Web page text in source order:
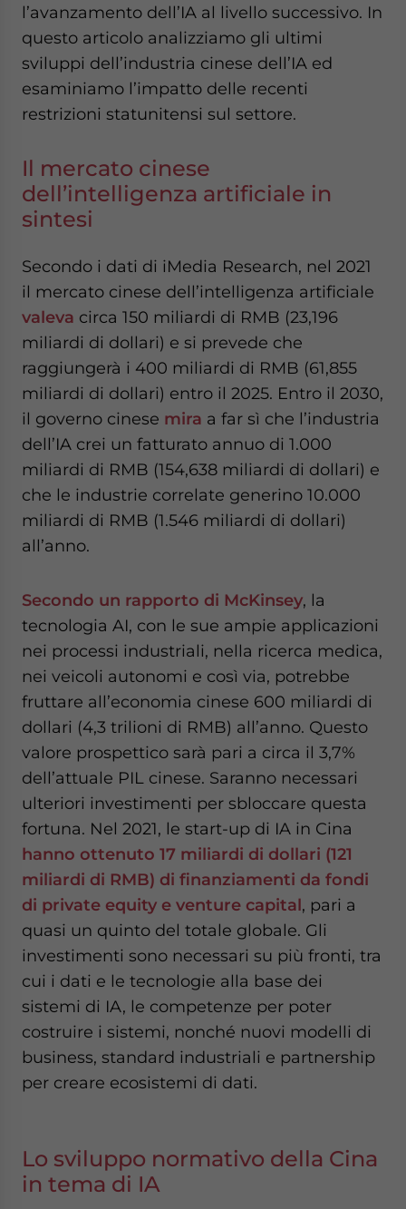
l’avanzamento dell’IA al livello successivo. In
questo articolo analizziamo gli ultimi
sviluppi dell’industria cinese dell’IA ed
esaminiamo l’impatto delle recenti
restrizioni statunitensi sul settore.
Il mercato cinese
dell’intelligenza artificiale in
sintesi
Secondo i dati di iMedia Research, nel 2021
il mercato cinese dell’intelligenza artificiale
valeva circa 150 miliardi di RMB (23,196
miliardi di dollari) e si prevede che
raggiungerà i 400 miliardi di RMB (61,855
miliardi di dollari) entro il 2025. Entro il 2030,
il governo cinese mira a far sì che l’industria
dell’IA crei un fatturato annuo di 1.000
miliardi di RMB (154,638 miliardi di dollari) e
che le industrie correlate generino 10.000
miliardi di RMB (1.546 miliardi di dollari)
all’anno.
Secondo un rapporto di McKinsey, la
tecnologia AI, con le sue ampie applicazioni
nei processi industriali, nella ricerca medica,
nei veicoli autonomi e così via, potrebbe
fruttare all’economia cinese 600 miliardi di
dollari (4,3 trilioni di RMB) all’anno. Questo
valore prospettico sarà pari a circa il 3,7%
dell’attuale PIL cinese. Saranno necessari
ulteriori investimenti per sbloccare questa
fortuna. Nel 2021, le start-up di IA in Cina
hanno ottenuto 17 miliardi di dollari (121
miliardi di RMB) di finanziamenti da fondi
di private equity e venture capital, pari a
quasi un quinto del totale globale. Gli
investimenti sono necessari su più fronti, tra
cui i dati e le tecnologie alla base dei
sistemi di IA, le competenze per poter
costruire i sistemi, nonché nuovi modelli di
business, standard industriali e partnership
per creare ecosistemi di dati.
Lo sviluppo normativo della Cina
in tema di IA
website. Please send me business news and updates
for Asia!
- case sensitive